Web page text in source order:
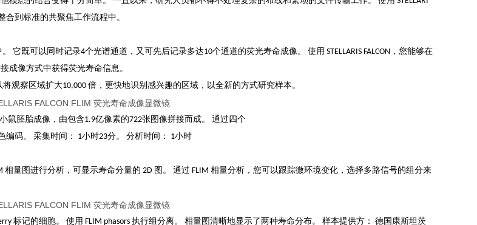
合到标准的共聚焦工作流程中。
它既可以同时记录4个光谱通道，又可先后记录多达10个通道的荧光寿命成像。 使用 STELLARIS FALCON，您能够在
成像方式中获得荧光寿命信息。
将观察区域扩大10,000 倍，更快地识别感兴趣的区域，以全新的方式研究样本。
鼠胚胎成像，由包含1.9亿像素的722张图像拼接而成。 通过四个
编码。 采集时间： 1小时23分。 分析时间： 1小时
相量图进行分析，可显示寿命分量的 2D 图。 通过 FLIM 相量分析，您可以跟踪微环境变化，选择多路信号的组分来
标记的细胞。 使用 FLIM phasors 执行组分离。 相量图清晰地显示了两种寿命分布。 样本提供方： 德国康斯坦茨